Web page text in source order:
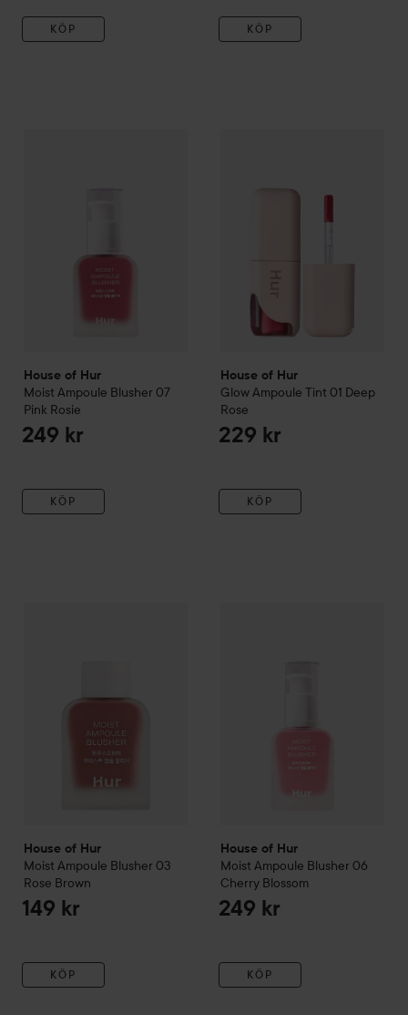
KÖP KÖP
House of Hur
Moist Ampoule Blusher 07
Pink Rosie
249 kr
KÖP
House of Hur
Glow Ampoule Tint 01 Deep
Rose
229 kr
KÖP
House of Hur
Moist Ampoule Blusher 03
Rose Brown
149 kr
KÖP
House of Hur
Moist Ampoule Blusher 06
Cherry Blossom
249 kr
KÖP